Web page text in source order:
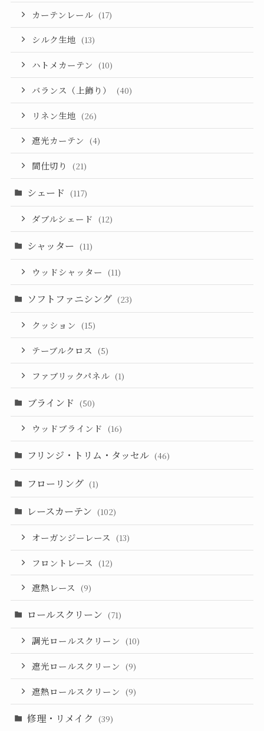
カーテンレール (17)
シルク生地 (13)
ハトメカーテン (10)
バランス（上飾り） (40)
リネン生地 (26)
遮光カーテン (4)
間仕切り (21)
シェード (117)
ダブルシェード (12)
シャッター (11)
ウッドシャッター (11)
ソフトファニシング (23)
クッション (15)
テーブルクロス (5)
ファブリックパネル (1)
ブラインド (50)
ウッドブラインド (16)
フリンジ・トリム・タッセル (46)
フローリング (1)
レースカーテン (102)
オーガンジーレース (13)
フロントレース (12)
遮熱レース (9)
ロールスクリーン (71)
調光ロールスクリーン (10)
遮光ロールスクリーン (9)
遮熱ロールスクリーン (9)
修理・リメイク (39)